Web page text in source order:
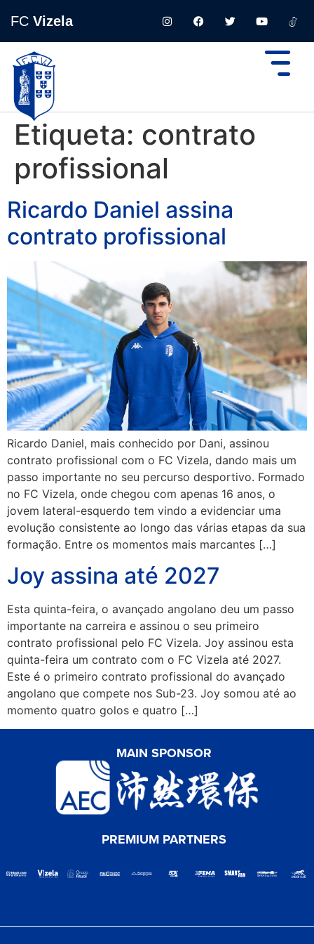
FC Vizela
Etiqueta: contrato
profissional
Ricardo Daniel assina
contrato profissional
Ricardo Daniel, mais conhecido por Dani, assinou
contrato profissional com o FC Vizela, dando mais um
passo importante no seu percurso desportivo. Formado
no FC Vizela, onde chegou com apenas 16 anos, o
jovem lateral-esquerdo tem vindo a evidenciar uma
evolução consistente ao longo das várias etapas da sua
formação. Entre os momentos mais marcantes […]
Joy assina até 2027
Esta quinta-feira, o avançado angolano deu um passo
importante na carreira e assinou o seu primeiro
contrato profissional pelo FC Vizela. Joy assinou esta
quinta-feira um contrato com o FC Vizela até 2027.
Este é o primeiro contrato profissional do avançado
angolano que compete nos Sub-23. Joy somou até ao
momento quatro golos e quatro […]
MAIN SPONSOR
PREMIUM PARTNERS